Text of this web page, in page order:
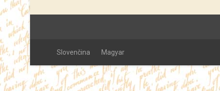
Slovenčina Magyar